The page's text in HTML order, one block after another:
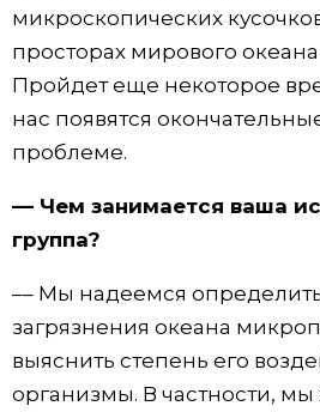
микроскопических
просторах мирового
Пройдет еще некоторое
нас появятся
проблеме.
–– Чем занимается ваша
группа?
–– Мы надеемся
загрязнения океана
выяснить степень его
организмы. В частности, мы